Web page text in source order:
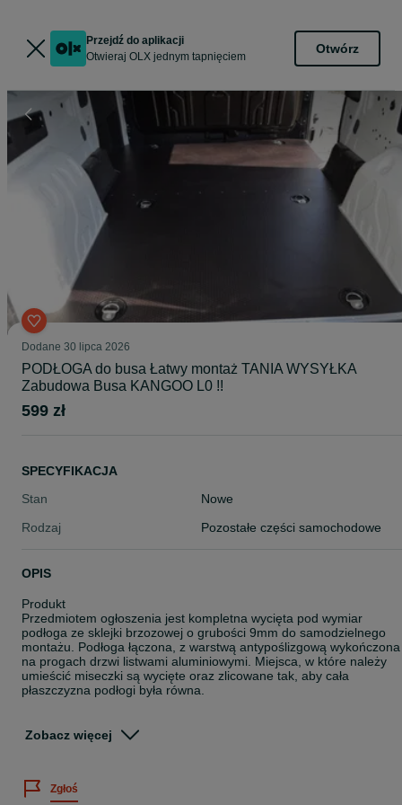
Przejdź do aplikacji
Otwieraj OLX jednym tapnięciem
Otwórz
Dodane 30 lipca 2026
PODŁOGA do busa Łatwy montaż TANIA WYSYŁKA
Zabudowa Busa KANGOO L0 !!
599 zł
SPECYFIKACJA
Stan
Nowe
Rodzaj
Pozostałe części samochodowe
OPIS
Produkt
Przedmiotem ogłoszenia jest kompletna wycięta pod wymiar
podłoga ze sklejki brzozowej o grubości 9mm do samodzielnego
montażu. Podłoga łączona, z warstwą antypoślizgową wykończona
na progach drzwi listwami aluminiowymi. Miejsca, w które należy
umieścić miseczki są wycięte oraz zlicowane tak, aby cała
płaszczyzna podłogi była równa.
kawałku do 4 m.
Kit montażowy
Zobacz więcej
Zgłoś